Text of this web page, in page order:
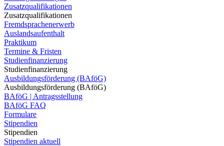
Zusatzqualifikationen
Zusatzqualifikationen
Fremdsprachenerwerb
Auslandsaufenthalt
Praktikum
Termine & Fristen
Studienfinanzierung
Studienfinanzierung
Ausbildungsförderung (BAföG)
Ausbildungsförderung (BAföG)
BAföG | Antragsstellung
BAföG FAQ
Formulare
Stipendien
Stipendien
Stipendien aktuell